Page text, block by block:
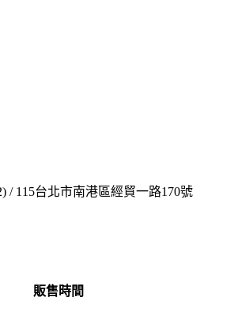
/ 115台北市南港區經貿一路170號
販售時間